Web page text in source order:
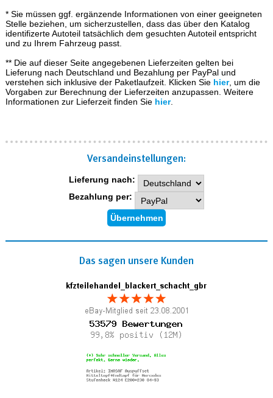
* Sie müssen ggf. ergänzende Informationen von einer geeigneten
Stelle beziehen, um sicherzustellen, dass das über den Katalog
identifizerte Autoteil tatsächlich dem gesuchten Autoteil entspricht
und zu Ihrem Fahrzeug passt.
** Die auf dieser Seite angegebenen Lieferzeiten gelten bei
Lieferung nach Deutschland und Bezahlung per PayPal und
verstehen sich inklusive der Paketlaufzeit. Klicken Sie hier, um die
Vorgaben zur Berechnung der Lieferzeiten anzupassen. Weitere
Informationen zur Lieferzeit finden Sie hier.
Versand­einstellungen:
Lieferung nach:
Bezahlung per:
Das sagen unsere Kunden